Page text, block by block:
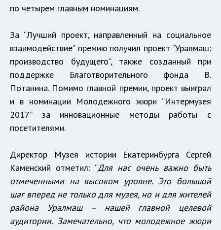
по четырем главным номинациям.
За “Лучший проект, направленный на социальное
взаимодействие” премию получил проект “Уралмаш:
производство будущего“, также созданный при
поддержке Благотворительного фонда В.
Потанина. Помимо главной премии, проект выиграл
и в номинации Молодежного жюри “Интермузея
2017” за инновационные методы работы с
посетителями.
Директор Музея истории Екатеринбурга Сергей
Каменский отметил: “Для нас очень важно быть
отмеченными на высоком уровне. Это большой
шаг вперед не только для музея, но и для жителей
района Уралмаш – нашей главной целевой
аудитории. Замечательно, что молодежное жюри